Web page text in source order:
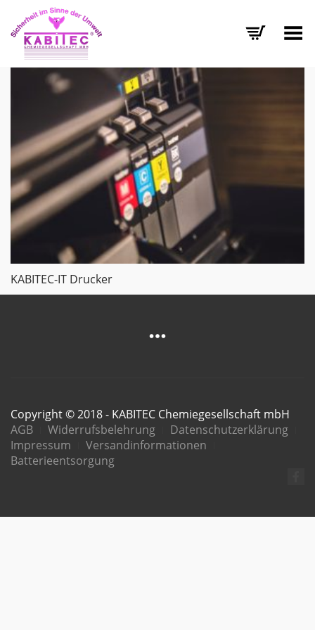
Menü umschalten
KABITEC-IT Drucker
Copyright © 2018 - KABITEC Chemiegesellschaft mbH
AGB
Widerrufsbelehrung
Datenschutzerklärung
Impressum
Versandinformationen
Batterieentsorgung